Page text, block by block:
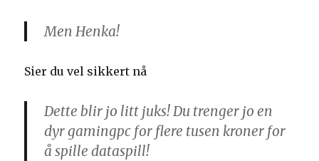
Men Henka!
Sier du vel sikkert nå
Dette blir jo litt juks! Du trenger jo en
dyr gamingpc for flere tusen kroner for
å spille dataspill!